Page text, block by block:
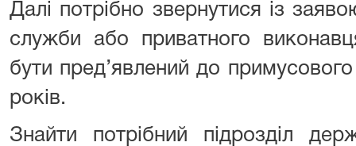
Далі потрібно звернутися із
служби або приватного
бути пред’явлений до
років.
Знайти потрібний підрозділ